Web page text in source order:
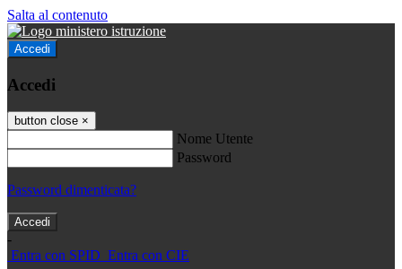
Salta al contenuto
Accedi
Accedi
button close ×
Nome Utente
Password
Password dimenticata?
-
Entra con SPID Entra con CIE